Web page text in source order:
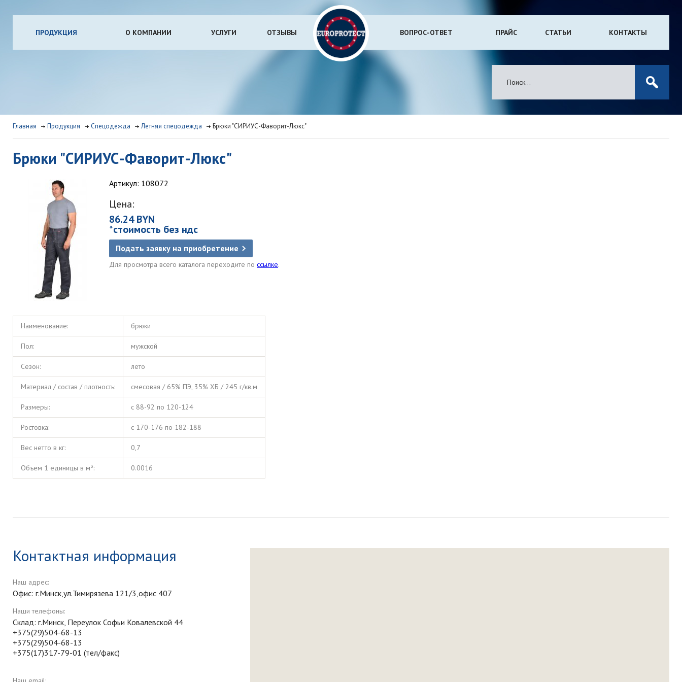
ПРОДУКЦИЯ О КОМПАНИИ УСЛУГИ ОТЗЫВЫ ВОПРОС-ОТВЕТ ПРАЙС СТАТЬИ КОНТАКТЫ
Главная Продукция Спецодежда Летняя спецодежда Брюки "СИРИУС-Фаворит-Люкс"
Брюки "СИРИУС-Фаворит-Люкс"
Артикул: 108072
Цена:
86.24 BYN
*стоимость без ндс
Подать заявку на приобретение
Для просмотра всего каталога переходите по ссылке.
Наименование: брюки
Пол: мужской
Сезон: лето
Материал / состав / плотность: смесовая / 65% ПЭ, 35% ХБ / 245 г/кв.м
Размеры: с 88-92 по 120-124
Ростовка: с 170-176 по 182-188
Вес нетто в кг: 0,7
Объем 1 единицы в м³: 0.0016
Контактная информация
Наш адрес:
Офис: г.Минск,ул.Тимирязева 121/3,офис 407
Наши телефоны:
Склад: г.Минск, Переулок Софьи Ковалевской 44
+375(29)504-68-13
+375(29)504-68-13
+375(17)317-79-01 (тел/факс)